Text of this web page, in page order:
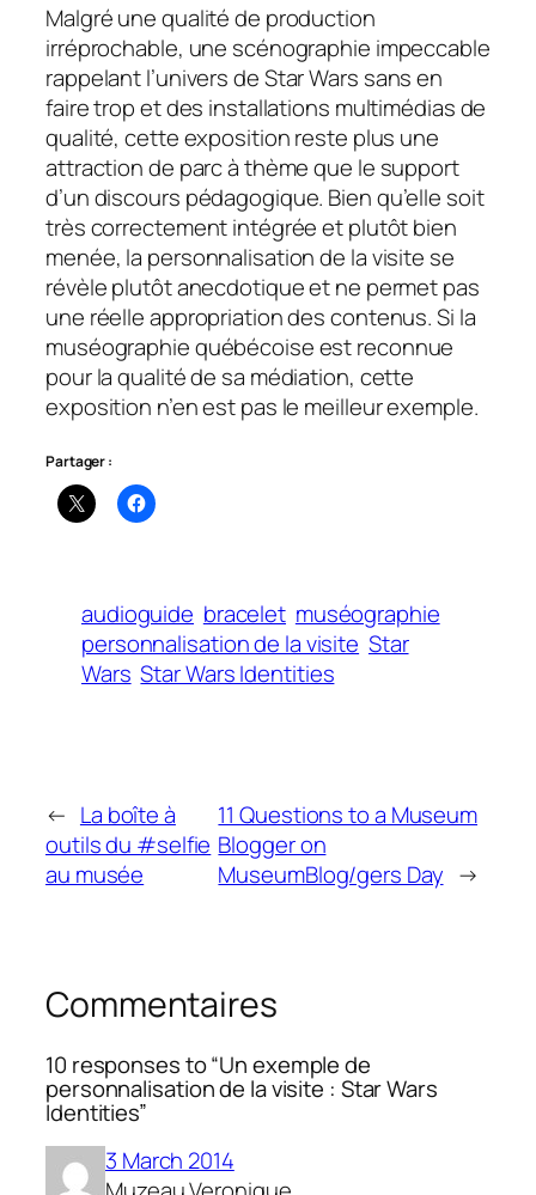
Malgré une qualité de production
irréprochable, une scénographie impeccable
rappelant l’univers deStar Wars sans en
faire trop et des installations multimédias de
qualité, cette exposition reste plus une
attraction de parc à thème que le support
d’un discours pédagogique. Bien qu’elle soit
très correctement intégrée et plutôt bien
menée, la personnalisation de la visite se
révèle plutôt anecdotique et ne permet pas
une réelle appropriation des contenus. Si la
muséographie québécoise est reconnue
pour la qualité de sa médiation, cette
exposition n’en est pas le meilleur exemple.
Partager :
audioguide bracelet muséographie
personnalisation de la visite Star
Wars Star Wars Identities
← La boîte à
outils du #selfie
au musée
11 Questions to a Museum
Blogger on
MuseumBlog/gers Day →
Commentaires
10 responses to “Un exemple de
personnalisation de la visite : Star Wars
Identities”
3 March 2014